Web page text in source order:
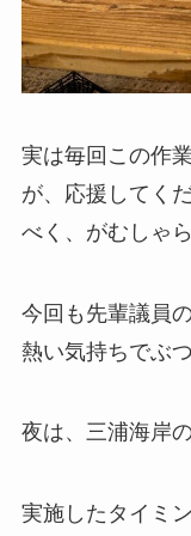
実は毎回この作
が、応援してく
べく、がむしゃ
今回も先輩議員
熱い気持ちでぶ
夜は、三浦海岸
実施したタイミ